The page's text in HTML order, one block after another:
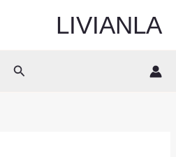
LIVIANLA
Search